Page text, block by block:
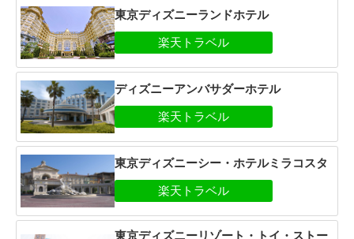
東京ディズニーランドホテル
ディズニーアンバサダーホテル
東京ディズニーシー・ホテルミラコスタ
東京ディズニーリゾート・トイ・ストー